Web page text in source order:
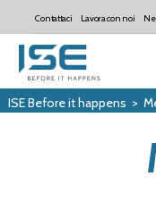
Contattaci Lavora con noi
ISE Before it happens >